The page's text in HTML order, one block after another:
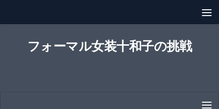
フォーマル女装十和子の挑戦